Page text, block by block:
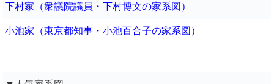
下村家（衆議院議員・下村博文の家系図）
小池家（東京都知事・小池百合子の家系図）